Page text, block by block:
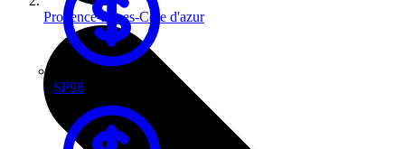
SP98
Provence-Alpes-Côte d'azur